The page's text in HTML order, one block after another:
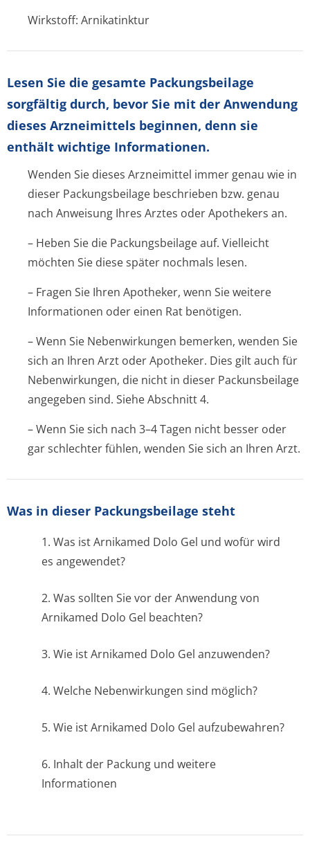
Wirkstoff: Arnikatinktur
Lesen Sie die gesamte Packungsbeilage
sorgfältig durch, bevor Sie mit der Anwendung
dieses Arzneimittels beginnen, denn sie
enthält wichtige Informationen.
Wenden Sie dieses Arzneimittel immer genau wie in
dieser Packungsbeilage beschrieben bzw. genau
nach Anweisung Ihres Arztes oder Apothekers an.
– Heben Sie die Packungsbeilage auf. Vielleicht
möchten Sie diese später nochmals lesen.
– Fragen Sie Ihren Apotheker, wenn Sie weitere
Informationen oder einen Rat benötigen.
– Wenn Sie Nebenwirkungen bemerken, wenden Sie
sich an Ihren Arzt oder Apotheker. Dies gilt auch für
Nebenwirkungen, die nicht in dieser Packunsbeilage
angegeben sind. Siehe Abschnitt 4.
– Wenn Sie sich nach 3–4 Tagen nicht besser oder
gar schlechter fühlen, wenden Sie sich an Ihren Arzt.
Was in dieser Packungsbeilage steht
1. Was ist Arnikamed Dolo Gel und wofür wird
es angewendet?
2. Was sollten Sie vor der Anwendung von
Arnikamed Dolo Gel beachten?
3. Wie ist Arnikamed Dolo Gel anzuwenden?
4. Welche Nebenwirkungen sind möglich?
5. Wie ist Arnikamed Dolo Gel aufzubewahren?
6. Inhalt der Packung und weitere
Informationen